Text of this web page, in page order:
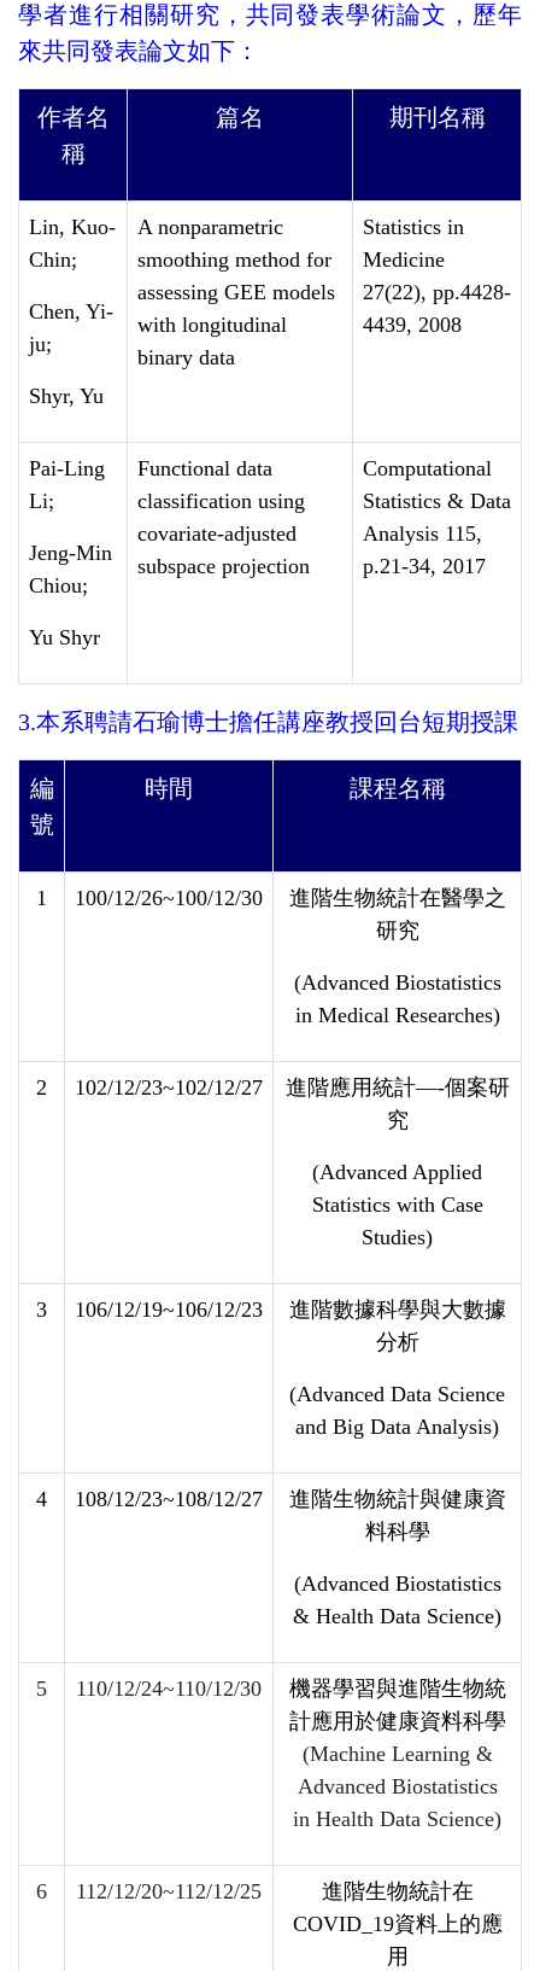
學者進行相關研究，共同發表學術論文，歷年
來共同發表論文如下：
作者名
稱
篇名 期刊名稱
Lin, Kuo-
Chin;
Chen, Yi-
ju;
Shyr, Yu
A nonparametric
smoothing method for
assessing GEE models
with longitudinal
binary data
Statistics in
Medicine
27(22), pp.4428-
4439, 2008
Pai-Ling
Li;
Jeng-Min
Chiou;
Yu Shyr
Functional data
classification using
covariate-adjusted
subspace projection
Computational
Statistics & Data
Analysis 115,
p.21-34, 2017
3.本系聘請石瑜博士擔任講座教授回台短期授課
編
號
時間 課程名稱
1 100/12/26~100/12/30
進階生物統計在醫學之
研究
(Advanced Biostatistics
in Medical Researches)
2 102/12/23~102/12/27
進階應用統計—-個案研
究
(Advanced Applied
Statistics with Case
Studies)
3 106/12/19~106/12/23
進階數據科學與大數據
分析
(Advanced Data Science
and Big Data Analysis)
4 108/12/23~108/12/27
進階生物統計與健康資
料科學
(Advanced Biostatistics
& Health Data Science)
5 110/12/24~110/12/30
機器學習與進階生物統
計應用於健康資料科學
(Machine Learning &
Advanced Biostatistics
in Health Data Science)
6 112/12/20~112/12/25
進階生物統計在
COVID_19資料上的應
用